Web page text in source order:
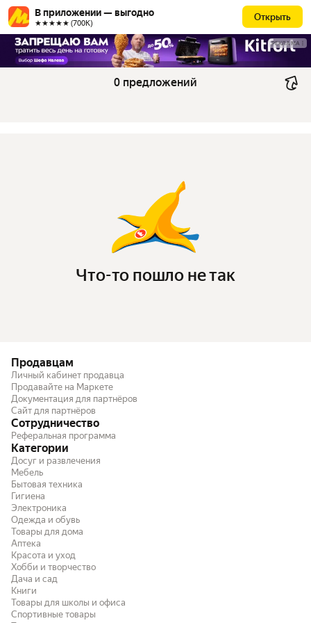
В приложении — выгодно
★★★★★ (700К)
Открыть
РЕКЛАМА
0 предложений
Что-то пошло не так
Продавцам
Личный кабинет продавца
Продавайте на Маркете
Документация для партнёров
Сайт для партнёров
Сотрудничество
Реферальная программа
Категории
Досуг и развлечения
Мебель
Бытовая техника
Гигиена
Электроника
Одежда и обувь
Товары для дома
Аптека
Красота и уход
Хобби и творчество
Дача и сад
Книги
Товары для школы и офиса
Спортивные товары